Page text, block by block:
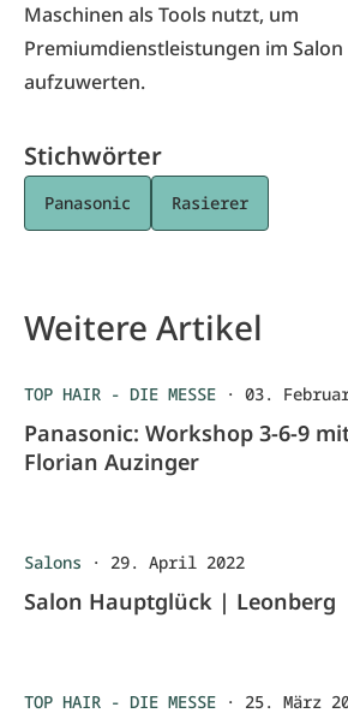
Maschinen als Tools nutzt, um
Premiumdienstleistungen im
aufzuwerten.
Stichwörter
Panasonic Rasierer
Weitere Artikel
TOP HAIR - DIE MESSE · 03.
Panasonic: Workshop 3-6-9
Florian Auzinger
Salons · 29. April 2022
Salon Hauptglück | Leonberg
TOP HAIR - DIE MESSE · 25. März